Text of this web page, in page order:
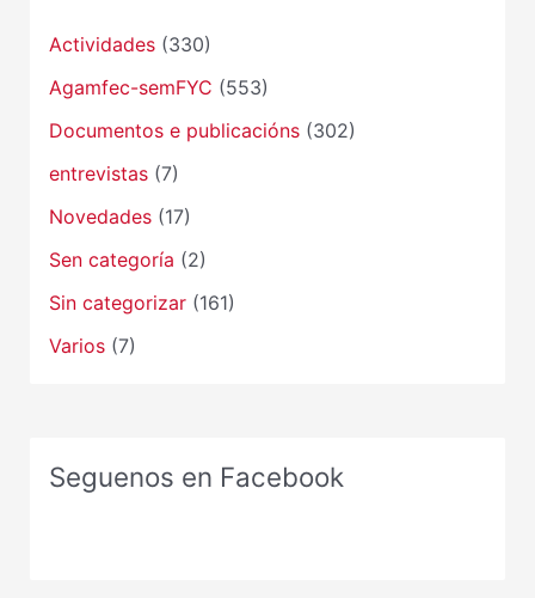
Actividades(330)
Agamfec-semFYC (553)
Documentos e publicacións(302)
entrevistas(7)
Novedades(17)
Sen categoría (2)
Sin categorizar(161)
Varios(7)
Seguenos en Facebook